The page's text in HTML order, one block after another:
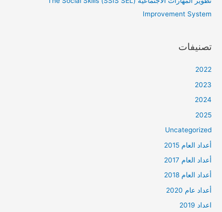
Improvement System
تصنيفات
2022
2023
2024
2025
Uncategorized
أعداد العام 2015
أعداد العام 2017
أعداد العام 2018
أعداد عام 2020
اعداد 2019